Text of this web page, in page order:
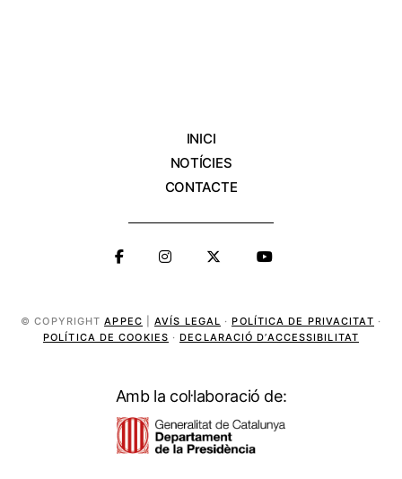
INICI
NOTÍCIES
CONTACTE
© COPYRIGHTAPPEC |AVÍS LEGAL ·POLÍTICA DE PRIVACITAT ·
POLÍTICA DE COOKIES ·DECLARACIÓ D’ACCESSIBILITAT
Amb la col·laboració de: